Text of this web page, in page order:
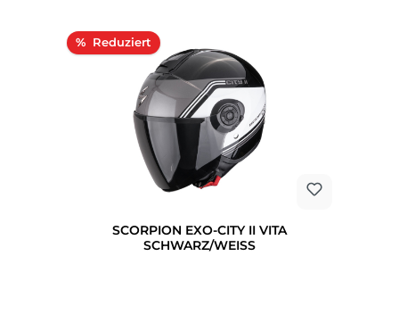
% Rabatt
SCORPION EXO-CITY II VITA
SCHWARZ/WEISS